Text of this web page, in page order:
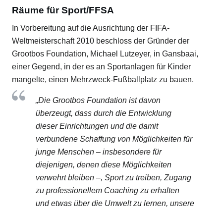
Räume für Sport/FFSA
In Vorbereitung auf die Ausrichtung der FIFA-
Weltmeisterschaft 2010 beschloss der Gründer der
Grootbos Foundation, Michael Lutzeyer, in Gansbaai,
einer Gegend, in der es an Sportanlagen für Kinder
mangelte, einen Mehrzweck-Fußballplatz zu bauen.
„Die Grootbos Foundation ist davon
überzeugt, dass durch die Entwicklung
dieser Einrichtungen und die damit
verbundene Schaffung von Möglichkeiten für
junge Menschen – insbesondere für
diejenigen, denen diese Möglichkeiten
verwehrt bleiben –, Sport zu treiben, Zugang
zu professionellem Coaching zu erhalten
und etwas über die Umwelt zu lernen, unsere